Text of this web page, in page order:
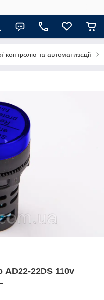
контролю та автоматизації
AD22-22DS 110v